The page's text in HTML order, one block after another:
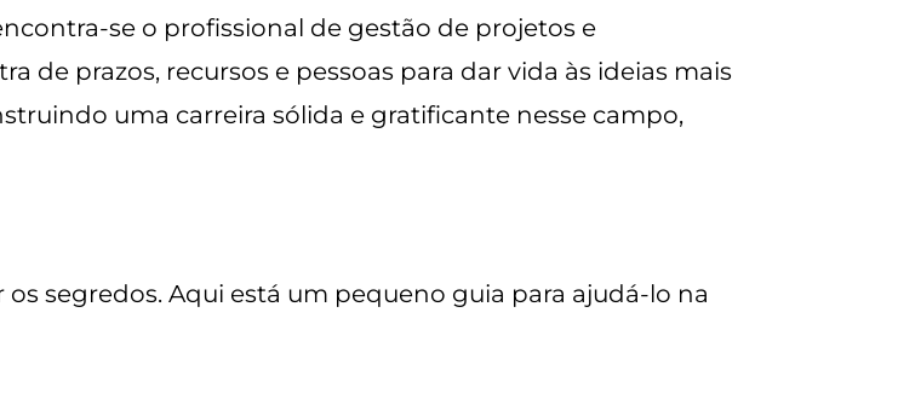
se o profissional de gestão de projetos e
de prazos, recursos e pessoas para dar vida às ideias mais
uma carreira sólida e gratificante nesse campo,
segredos. Aqui está um pequeno guia para ajudá-lo na